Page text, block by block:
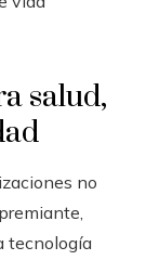
salud,
no
tecnología